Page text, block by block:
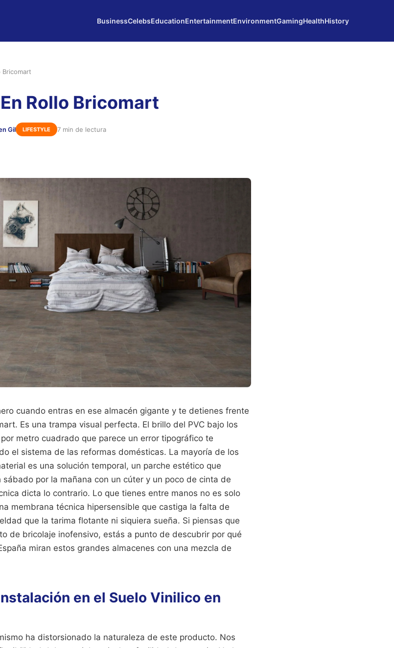
BusinessCelebsEducationEntertainmentEnvironmentGamingHealthHistory
Bricomart
Rollo Bricomart
Gil LIFESTYLE 7 min de lectura
cuando entras en ese almacén gigante y te detienes frente
Es una trampa visual perfecta. El brillo del PVC bajo los
metro cuadrado que parece un error tipográfico te
el sistema de las reformas domésticas. La mayoría de los
es una solución temporal, un parche estético que
por la mañana con un cúter y un poco de cinta de
dicta lo contrario. Lo que tienes entre manos no es solo
membrana técnica hipersensible que castiga la falta de
que la tarima flotante ni siquiera sueña. Si piensas que
de bricolaje inofensivo, estás a punto de descubrir por qué
miran estos grandes almacenes con una mezcla de
en el Suelo Vinilico en
ha distorsionado la naturaleza de este producto. Nos